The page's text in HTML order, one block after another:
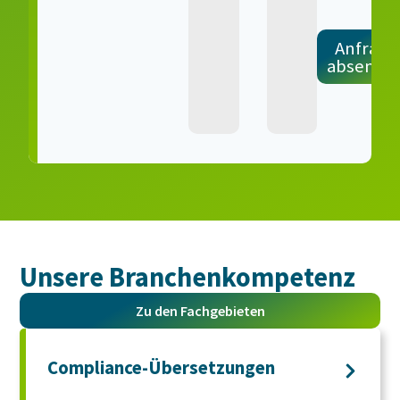
Anfrage
Unsere Branchen­kompetenz
Zu den Fachgebieten
Compliance-Übersetzungen